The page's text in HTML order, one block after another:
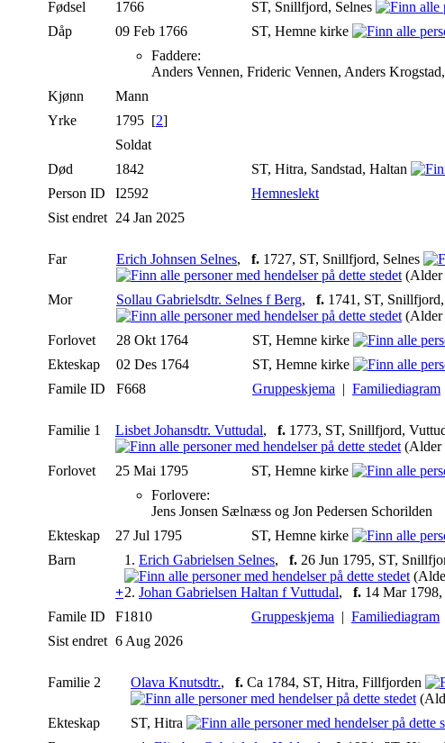
Fødsel
1766 ST, Snillfjord, Selnes
Dåp
09 Feb 1766 ST, Hemne kirke
Faddere:
Anders Vennen, Frideric Vennen, Anders
Kjønn
Mann
Yrke
1795 [2]
Soldat
Død
1842 ST, Hitra, Sandstad, Haltan
Person ID
I2592
Hemneslekt
Sist endret 24 Jan 2025
Far Erich Johnsen Selnes, f. 1727, ST, Snillfjord, Selnes
(Alder
Mor
Sollau Gabrielsdtr. Selnes f Berg, f. 1741, ST,
(Alder
Forlovet
28 Okt 1764 ST, Hemne kirke
Ekteskap
02 Des 1764 ST, Hemne kirke
Famile ID
F668 Gruppeskjema | Familiediagram
Familie 1 Lisbet Johansdtr. Vuttudal, f. 1773, ST, Snillfjord,
(Alder
Forlovet
25 Mai 1795 ST, Hemne kirke
Forlovere:
Jens Jonsen Sælnæss og Jon Pedersen Schorilden
Ekteskap
27 Jul 1795 ST, Hemne kirke
Barn
1. Erich Gabrielsen Selnes, f. 26 Jun 1795, ST,
+2. Johan Gabrielsen Haltan f Vuttudal, f. 14 Mar
Famile ID
F1810 Gruppeskjema | Familiediagram
Sist endret 6 Aug 2026
Familie 2 Olava Knutsdtr., f. Ca 1784, ST, Hitra, Fillfjorden
Ekteskap
ST, Hitra